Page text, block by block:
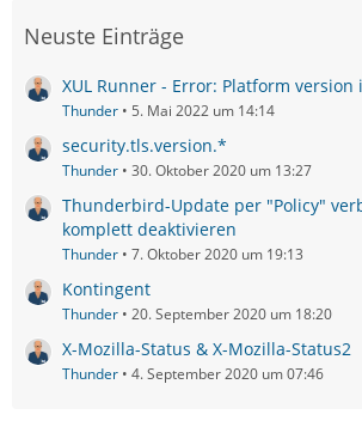
Neuste Einträge
XUL Runner - Error: Platform
Thunder 5. Mai 2022 um 14:14
security.tls.version.*
Thunder 30. Oktober 2020 um 13:27
Thunderbird-Update per "Policy"
komplett deaktivieren
Thunder 7. Oktober 2020 um 19:13
Kontingent
Thunder 20. September 2020 um 18:20
X-Mozilla-Status & X-Mozilla-Status2
Thunder 4. September 2020 um 07:46